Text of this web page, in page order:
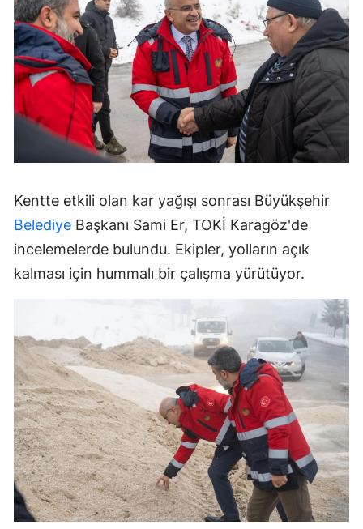
Kentte etkili olan kar yağışı sonrası Büyükşehir
Belediye Başkanı Sami Er, TOKİ Karagöz'de
incelemelerde bulundu. Ekipler, yolların açık
kalması için hummalı bir çalışma yürütüyor.